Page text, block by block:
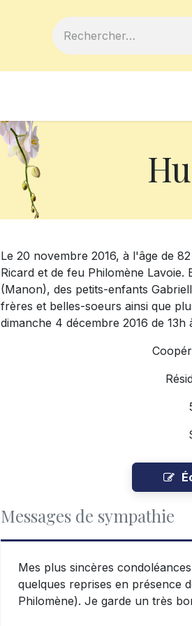
Le 20 novembre 2016, à l'âge de
Ricard et de feu Philomène Lavoie.
(Manon), des petits-enfants
frères et belles-soeurs ainsi que
dimanche 4 décembre 2016 de 13h
Messages de sympathie
Mes plus sincères
quelques reprises en présence
Philomène). Je garde un très